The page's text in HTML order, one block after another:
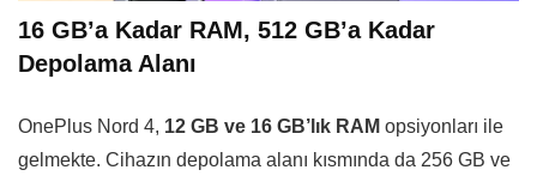
16 GB’a Kadar RAM, 512 GB’a Kadar
Depolama Alanı
OnePlus Nord 4, 12 GB ve 16 GB’lık RAM opsiyonları ile
gelmekte. Cihazın depolama alanı kısmında da 256 GB ve